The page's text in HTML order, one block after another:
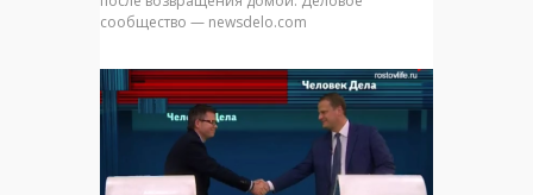
сообщество — newsdelo.com